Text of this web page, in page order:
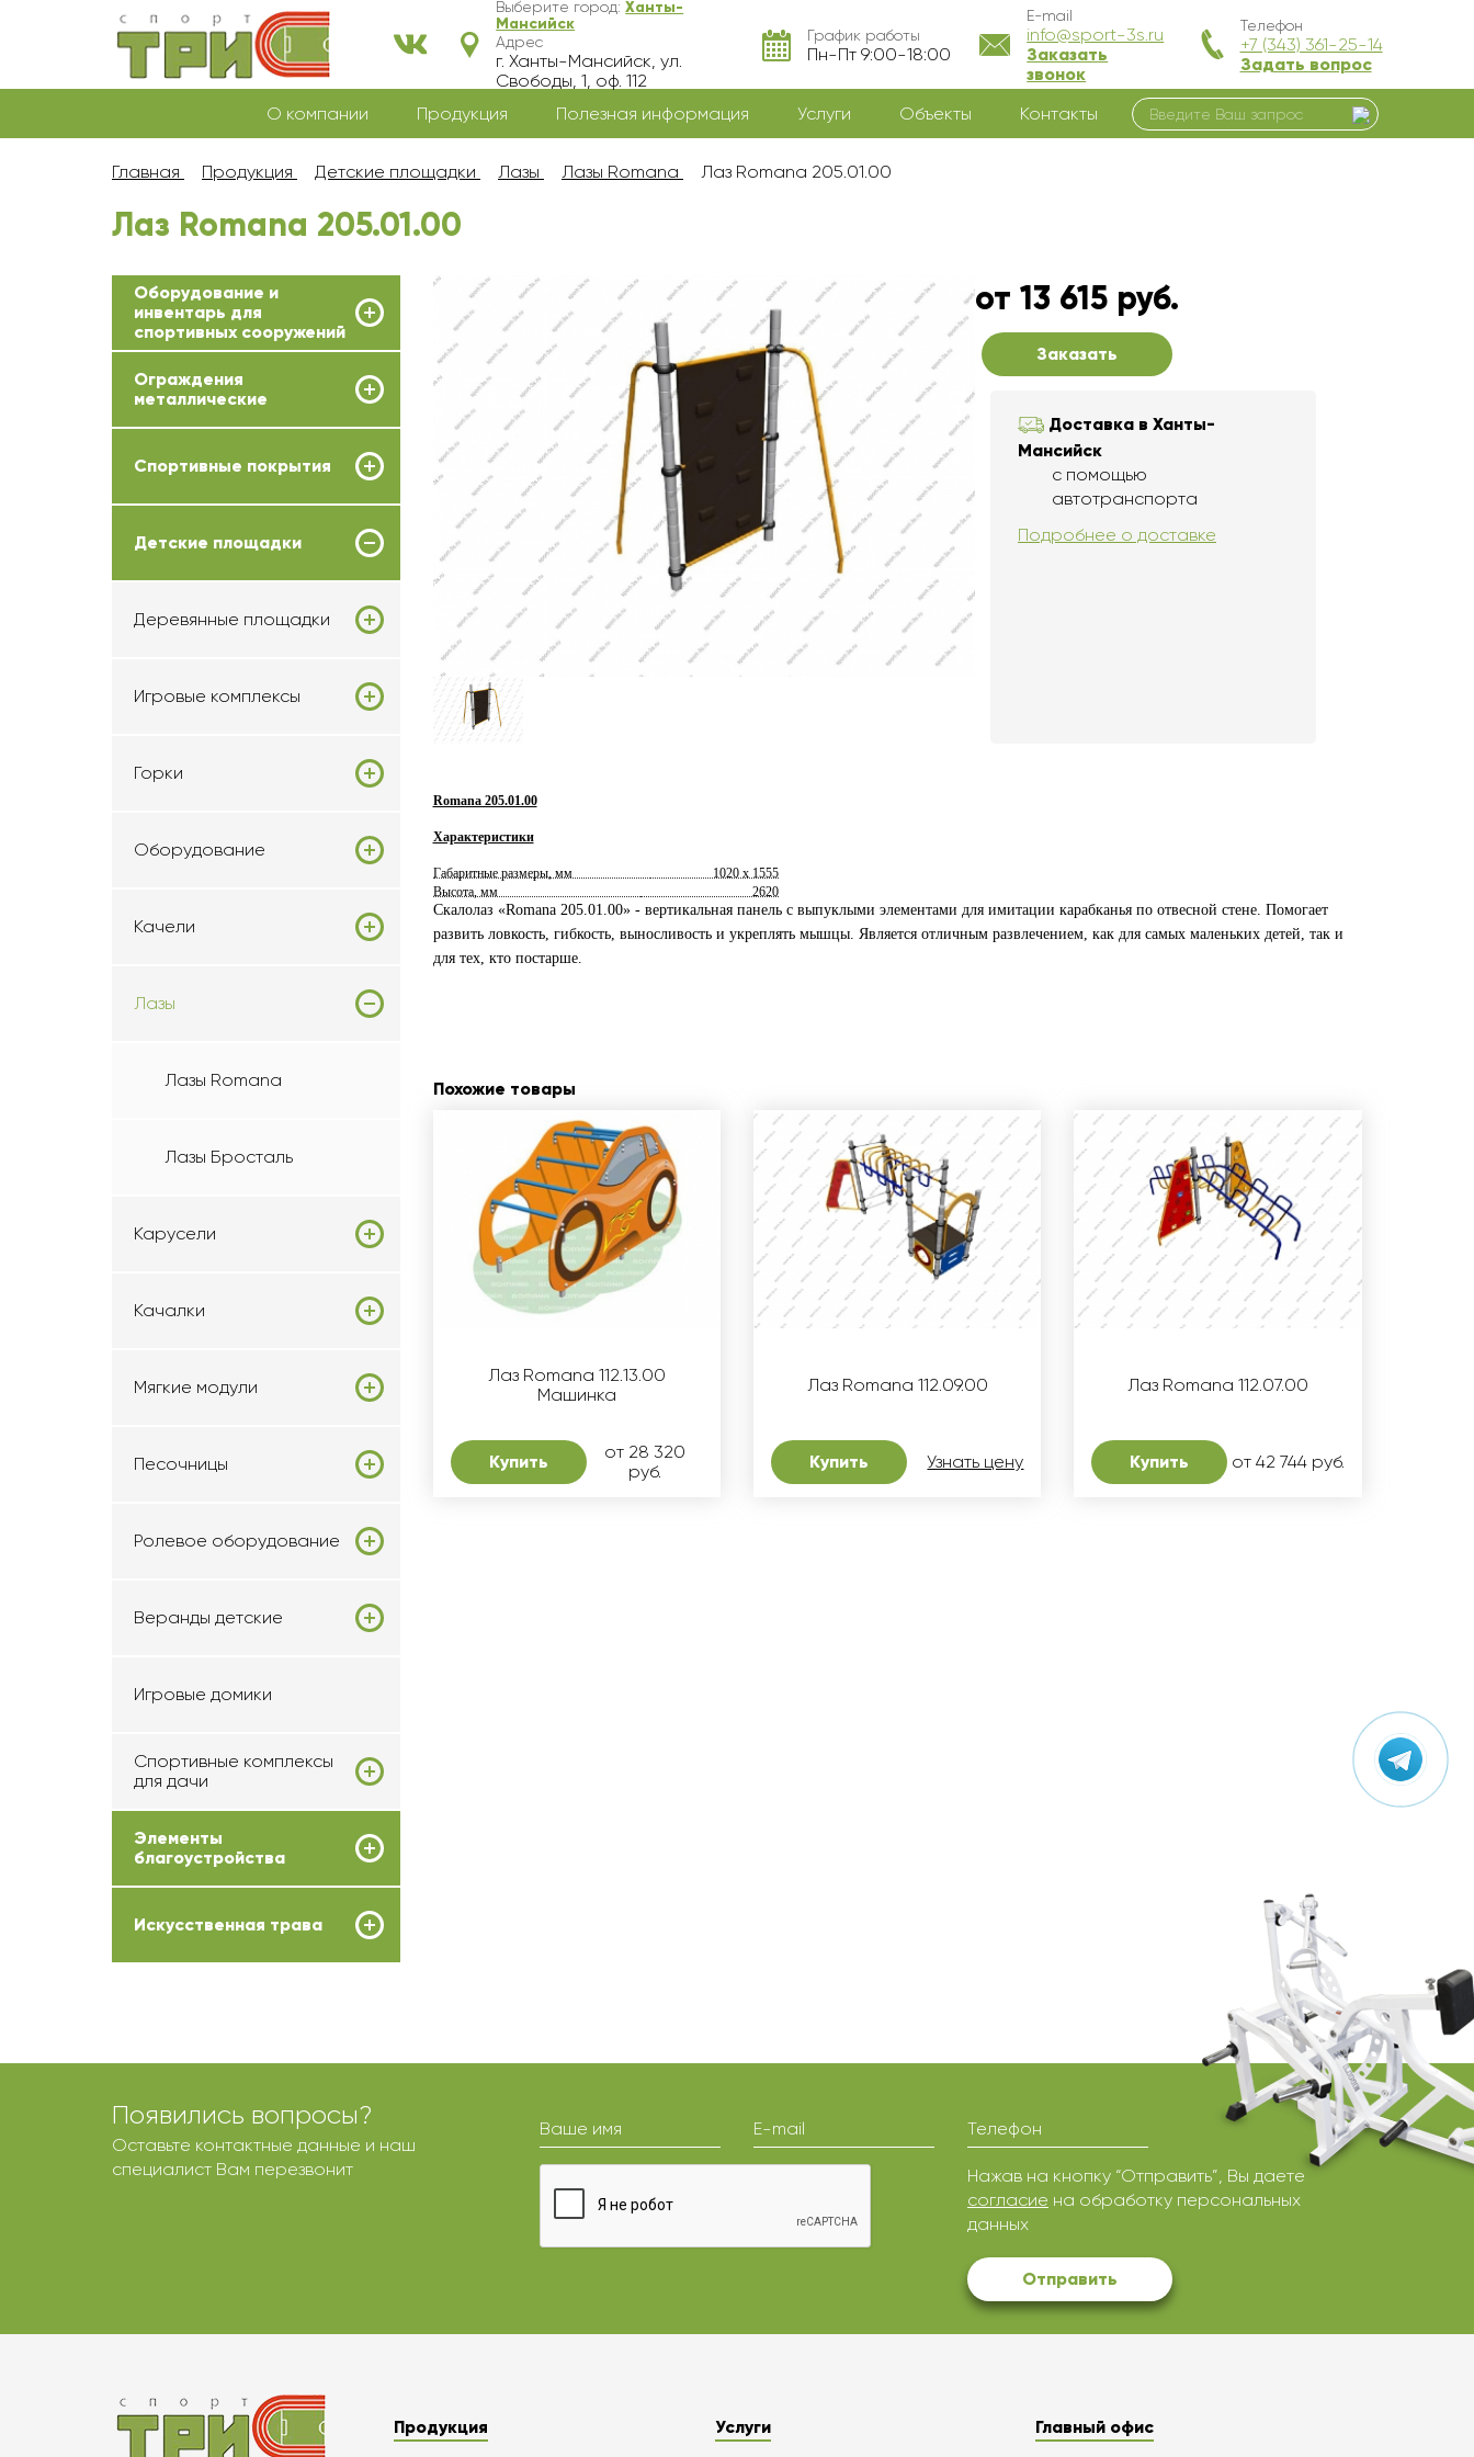
Выберите город:Ханты-
Мансийск
Адрес
г. Ханты-Мансийск, ул.
Свободы, 1, оф. 112
График работы
Пн-Пт 9:00-18:00
E-mail
info@sport-3s.ru
Заказать
звонок
Телефон
+7 (343) 361-25-14
Задать вопрос
О компании Продукция Полезная информация Услуги Объекты Контакты
Главная Продукция Детские площадки Лазы Лазы Romana Лаз Romana 205.01.00
Лаз Romana 205.01.00
Оборудование и
инвентарь для
спортивных сооружений
Ограждения
металлические
Спортивные покрытия
Детские площадки
Деревянные площадки
Игровые комплексы
Горки
Оборудование
Качели
Лазы
Лазы Romana
Лазы Бросталь
Карусели
Качалки
Мягкие модули
Песочницы
Ролевое оборудование
Веранды детские
Игровые домики
Спортивные комплексы
для дачи
Элементы
благоустройства
Искусственная трава
от 13 615 руб.
Заказать
Доставка в Ханты-
Мансийск
с помощью
автотранспорта
Подробнее о доставке
Romana 205.01.00
Характеристики
Габаритные размеры, мм
1020 х 1555
Высота, мм
2620
Скалолаз «Romana 205.01.00» - вертикальная панель с выпуклыми элементами для имитации карабканья по отвесной стене. Помогает
развить ловкость, гибкость, выносливость и укреплять мышцы. Является отличным развлечением, как для самых маленьких детей, так и
для тех, кто постарше.
Похожие товары
Лаз Romana 112.13.00
Машинка
Купить
от 28 320
руб.
Лаз Romana 112.09.00
Купить Узнать цену
Лаз Romana 112.07.00
Купить от 42 744 руб.
Появились вопросы?
Оставьте контактные данные и наш
специалист Вам перезвонит
Ваше имя E-mail Телефон
Нажав на кнопку “Отправить”, Вы даете
согласие на обработку персональных
данных
Отправить
Продукция Услуги Главный офис